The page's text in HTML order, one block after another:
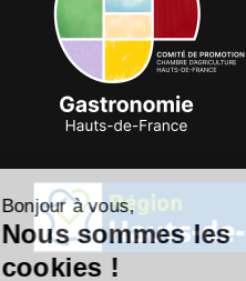
Bonjour à vous,
Nous sommes
cookies !